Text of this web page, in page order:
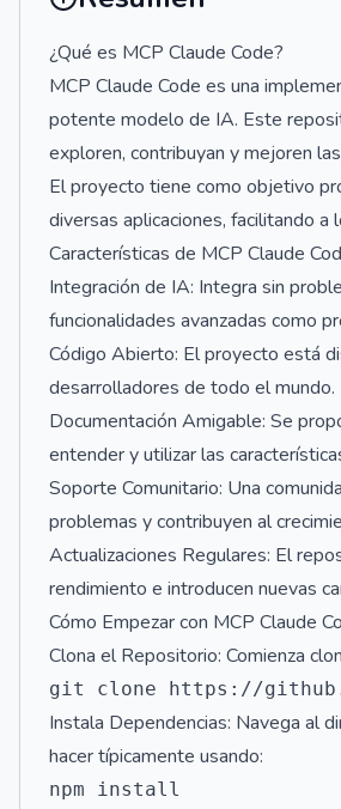
¿Qué es MCP Claude Code?
MCP Claude Code es una
potente modelo de IA. Este
exploren, contribuyan y mejoren
El proyecto tiene como objetivo
diversas aplicaciones, facilitando
Características de MCP Claude
Integración de IA: Integra sin
funcionalidades avanzadas como
Código Abierto: El proyecto está
desarrolladores de todo el mundo.
Documentación Amigable: Se
entender y utilizar las
Soporte Comunitario: Una
problemas y contribuyen al
Actualizaciones Regulares: El
rendimiento e introducen nuevas
Cómo Empezar con MCP Claude
Clona el Repositorio: Comienza
Instala Dependencias: Navega al
hacer típicamente usando: